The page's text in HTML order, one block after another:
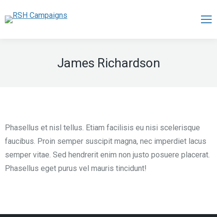
James Richardson
Phasellus et nisl tellus. Etiam facilisis eu nisi scelerisque
faucibus. Proin semper suscipit magna, nec imperdiet lacus
semper vitae. Sed hendrerit enim non justo posuere placerat.
Phasellus eget purus vel mauris tincidunt!